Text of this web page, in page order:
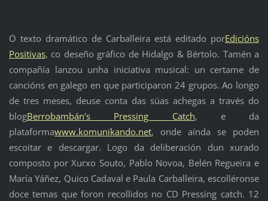
O texto dramático de Carballeira está editado porEdicións
Positivas, co deseño gráfico de Hidalgo & Bértolo. Tamén a
compañía lanzou unha iniciativa musical: un certame de
cancións en galego en que participaron 24 grupos. Ao longo
de tres meses, deuse conta das súas achegas a través do
blogBerrobambán's Pressing Catch, e da
plataformawww.komunikando.net, onde aínda se poden
escoitar e descargar. Logo da deliberación dun xurado
composto por Xurxo Souto, Pablo Novoa, Belén Regueira e
María Yáñez, Quico Cadaval e Paula Carballeira, escolléronse
doce temas que foron recollidos no CD Pressing catch. 12